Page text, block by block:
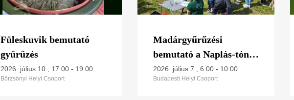
Füleskuvik bemutató
gyűrűzés
2026. július 10., 17:00 - 19:00
Börzsönyi Helyi Csoport
Madárgyűrűzési
bemutató a Naplás-tónál
(CES 9.)
2026. július 7., 6:00 - 10:00
Budapesti Helyi Csoport